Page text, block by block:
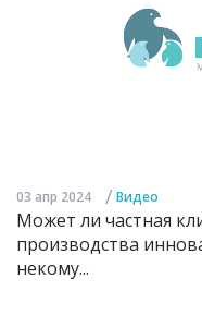
03 апр 2024 / Видео
Может ли частная
производства
некому...